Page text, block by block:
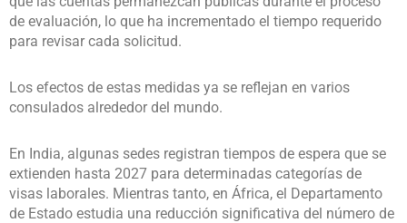
de evaluación, lo que ha incrementado el tiempo requerido
para revisar cada solicitud.
Los efectos de estas medidas ya se reflejan en varios
consulados alrededor del mundo.
En India, algunas sedes registran tiempos de espera que se
extienden hasta 2027 para determinadas categorías de
visas laborales. Mientras tanto, en África, el Departamento
de Estado estudia una reducción significativa del número de